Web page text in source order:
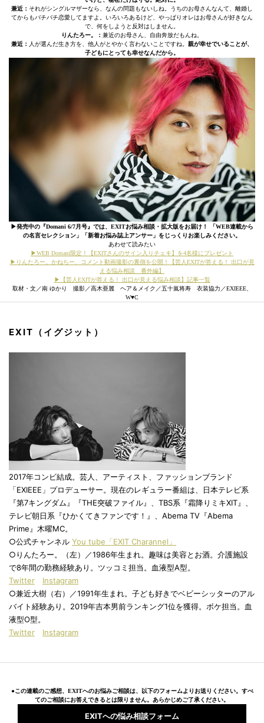
兼近： それがシングルマザーなら、なんの問題もないしね。うちのお母さんなんて、離婚し
てからもバチバチ恋愛してますよ。いろいろあるけど、やっぱりオレはお母さんが好きなん
で、何をしようと反対はしません。
りんたろー。： 兼近のお母さん、自由奔放だもんね。
兼近： 人が選んだ生き方を、他人がとやかく言わないことですね。 親が幸せでいることが、
子どもにとっても幸せなんだから。
▶︎発売中の『Domani 6/7月号』では、EXITお悩み相談・拡大版をお届け！ 「WEB連載から
の名言セレクション」「新着お悩み誌上アンサー」をじっくりお楽しみください。
あわせて読みたい
▶WEB Domani限定！【EXITさんのサイン入りチェキ】を4名様にプレゼント
▶りんたろー。かねちー、コメント動画撮影の裏側を公開！【芸人EXITが答える！ 出口が見
える悩み相談 番外編】
▶【芸人EXITが答える！ 出口が見える悩み相談】記事一覧
取材・文／南 ゆかり 撮影／高木亜麗 ヘア＆メイク／五十嵐将寿 衣装協力／EXIEEE、
W♥C
EXIT（イグジット）
2017年コンビ結成。芸人、アーティスト、ファッションブランド
「EXIEEE」プロデューサー。現在のレギュラー番組は、日本テレビ系
『第7キングダム』『THE突破ファイル』、TBS系『霜降りミキXIT』、
テレビ朝日系『ひかくてきファンです！』、Abema TV『Abema
Prime』木曜MC。
○公式チャンネル You tube「EXIT Charannel」
○りんたろー。（左）／1986年生まれ。趣味は美容とお酒。介護施設
で8年間の勤務経験あり。ツッコミ担当。血液型A型。
Twitter
Instagram
○兼近大樹（右）／1991年生まれ。子ども好きでベビーシッターのアル
バイト経験あり。2019年吉本男前ランキング1位を獲得。ボケ担当。血
液型O型。
Twitter
Instagram
●この連載のご感想、EXITへのお悩みご相談は、以下のフォームよりお送りください。すべ
てのご相談にお答えできるとは限りません。あらかじめご了承ください。
EXITへの悩み相談フォーム